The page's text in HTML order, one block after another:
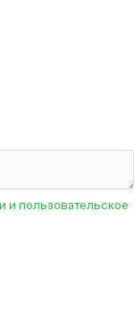
и пользовательское